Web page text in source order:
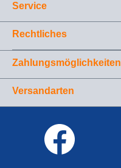
Service
Rechtliches
Zahlungsmöglichkeiten
Versandarten